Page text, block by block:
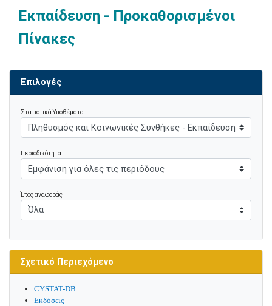
Εκπαίδευση - Προκαθορισμένοι
Πίνακες
Επιλογές
Στατιστικά Υποθέματα
Περιοδικότητα
Έτος αναφοράς
Σχετικό Περιεχόμενο
CYSTAT-DB
Εκδόσεις